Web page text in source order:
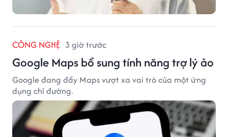
CÔNG NGHỆ 3 giờ trước
Google Maps bổ sung tính năng trợ lý ảo
Google đang đẩy Maps vượt xa vai trò của một ứng
dụng chỉ đường.